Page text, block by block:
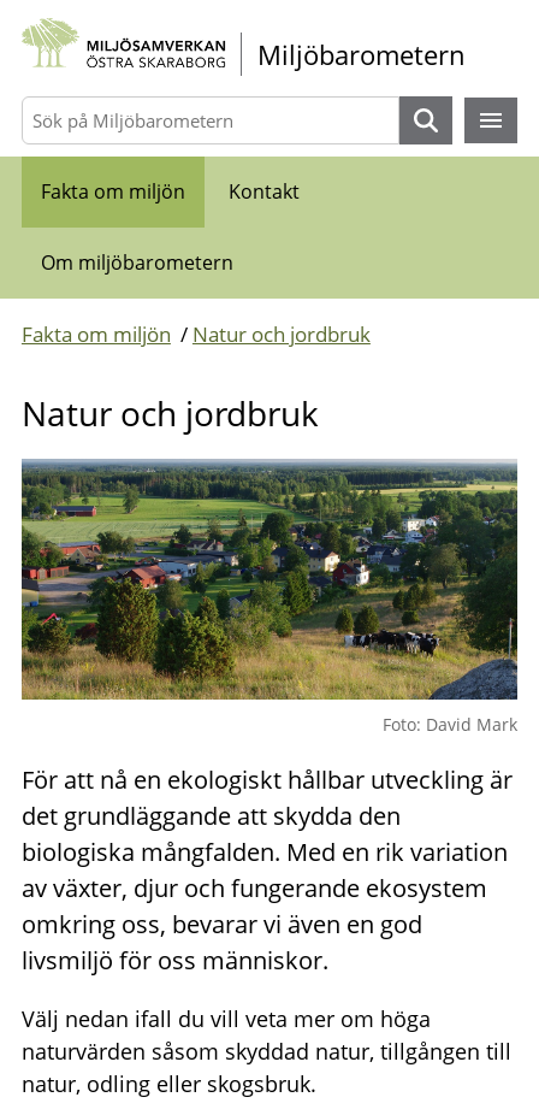
Gå direkt till sidans innehåll
Miljöbarometern
Sök
Fakta om miljön Kontakt
Om miljöbarometern
Fakta om miljön / Natur och jordbruk
Natur och jordbruk
Foto: David Mark
För att nå en ekologiskt hållbar utveckling är
det grundläggande att skydda den
biologiska mångfalden. Med en rik variation
av växter, djur och fungerande ekosystem
omkring oss, bevarar vi även en god
livsmiljö för oss människor.
Välj nedan ifall du vill veta mer om höga
naturvärden såsom skyddad natur, tillgången till
natur, odling eller skogsbruk.